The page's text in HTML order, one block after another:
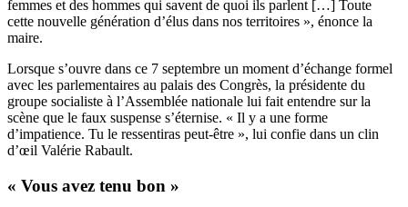
femmes et des hommes qui savent de quoi ils parlent […] Toute
cette nouvelle génération d’élus dans nos territoires », énonce la
maire.
Lorsque s’ouvre dans ce 7 septembre un moment d’échange formel
avec les parlementaires au palais des Congrès, la présidente du
groupe socialiste à l’Assemblée nationale lui fait entendre sur la
scène que le faux suspense s’éternise. « Il y a une forme
d’impatience. Tu le ressentiras peut-être », lui confie dans un clin
d’œil Valérie Rabault.
« Vous avez tenu bon »